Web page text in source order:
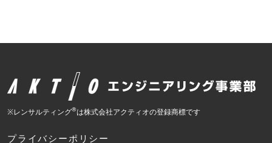
※レンサルティング®は株式会社アクティオの登録商標です
プライバシーポリシー